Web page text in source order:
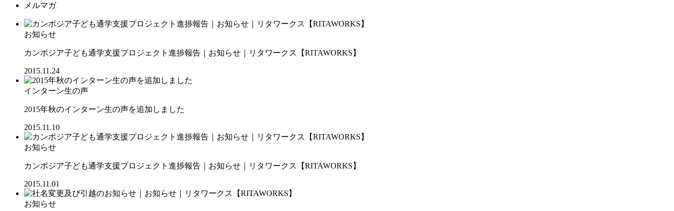
メルマガ
お知らせ
カンボジア子ども通学支援プロジェクト進捗報告｜お知らせ｜リタワークス【RITAWORKS】
2015.11.24
インターン生の声
2015年秋のインターン生の声を追加しました
2015.11.10
お知らせ
カンボジア子ども通学支援プロジェクト進捗報告｜お知らせ｜リタワークス【RITAWORKS】
2015.11.01
お知らせ